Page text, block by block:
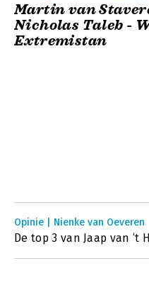
Martin van
Nicholas Taleb -
Extremistan
Opinie | Nienke van Oeveren
De top 3 van Jaap van ‘t